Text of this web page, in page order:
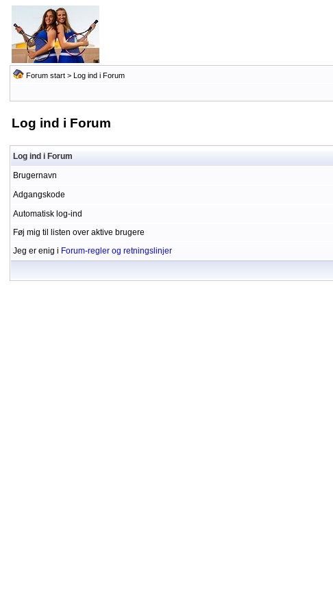
Forum start> Log ind i Forum
Log ind i Forum
Log ind i Forum
Brugernavn
Adgangskode
Automatisk log-ind
Føj mig til listen over aktive brugere
Jeg er enig i Forum-regler og retningslinjer